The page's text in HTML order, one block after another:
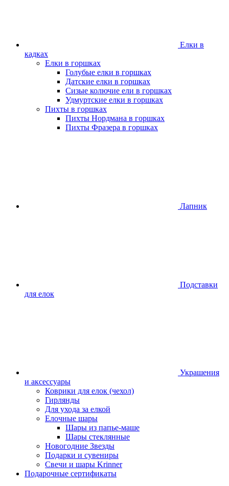
Елки в
кадках
Елки в горшках
Голубые елки в горшках
Датские елки в горшках
Сизые колючие ели в горшках
Удмуртские елки в горшках
Пихты в горшках
Пихты Нордмана в горшках
Пихты Фразера в горшках
Лапник
Подставки
для елок
Украшения
и аксессуары
Коврики для елок (чехол)
Гирлянды
Для ухода за елкой
Елочные шары
Шары из папье-маше
Шары стеклянные
Новогодние Звезды
Подарки и сувениры
Свечи и шары Krinner
Подарочные сертификаты